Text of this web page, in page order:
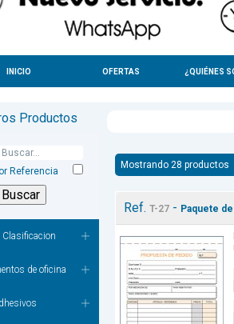
INICIO OFERTAS ¿QUIÉNES
Productos
Referencia
de oficina
Mostrando 28 productos
Ref. T-27- Paquete